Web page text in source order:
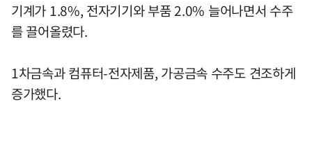
기계가 1.8%, 전자기기와 부품 2.0% 늘어나면서 수주
를 끌어올렸다.
1차금속과 컴퓨터-전자제품, 가공금속 수주도 견조하게
증가했다.